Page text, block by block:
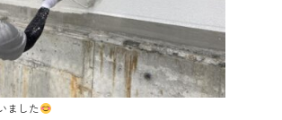
ました